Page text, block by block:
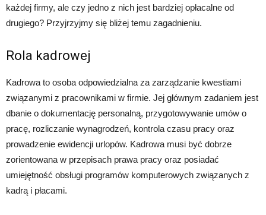
każdej firmy, ale czy jedno z nich jest bardziej opłacalne od
drugiego? Przyjrzyjmy się bliżej temu zagadnieniu.
Rola kadrowej
Kadrowa to osoba odpowiedzialna za zarządzanie kwestiami
związanymi z pracownikami w firmie. Jej głównym zadaniem jest
dbanie o dokumentację personalną, przygotowywanie umów o
pracę, rozliczanie wynagrodzeń, kontrola czasu pracy oraz
prowadzenie ewidencji urlopów. Kadrowa musi być dobrze
zorientowana w przepisach prawa pracy oraz posiadać
umiejętność obsługi programów komputerowych związanych z
kadrą i płacami.